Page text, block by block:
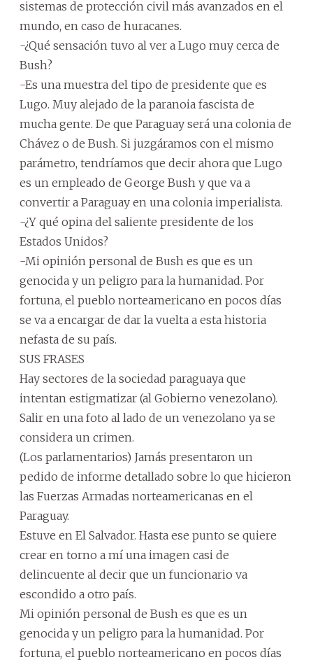
sistemas de protección civil más avanzados en el
mundo, en caso de huracanes.
-¿Qué sensación tuvo al ver a Lugo muy cerca de
Bush?
-Es una muestra del tipo de presidente que es
Lugo. Muy alejado de la paranoia fascista de
mucha gente. De que Paraguay será una colonia de
Chávez o de Bush. Si juzgáramos con el mismo
parámetro, tendríamos que decir ahora que Lugo
es un empleado de George Bush y que va a
convertir a Paraguay en una colonia imperialista.
-¿Y qué opina del saliente presidente de los
Estados Unidos?
-Mi opinión personal de Bush es que es un
genocida y un peligro para la humanidad. Por
fortuna, el pueblo norteamericano en pocos días
se va a encargar de dar la vuelta a esta historia
nefasta de su país.
SUS FRASES
Hay sectores de la sociedad paraguaya que
intentan estigmatizar (al Gobierno venezolano).
Salir en una foto al lado de un venezolano ya se
considera un crimen.
(Los parlamentarios) Jamás presentaron un
pedido de informe detallado sobre lo que hicieron
las Fuerzas Armadas norteamericanas en el
Paraguay.
Estuve en El Salvador. Hasta ese punto se quiere
crear en torno a mí una imagen casi de
delincuente al decir que un funcionario va
escondido a otro país.
Mi opinión personal de Bush es que es un
genocida y un peligro para la humanidad. Por
fortuna, el pueblo norteamericano en pocos días